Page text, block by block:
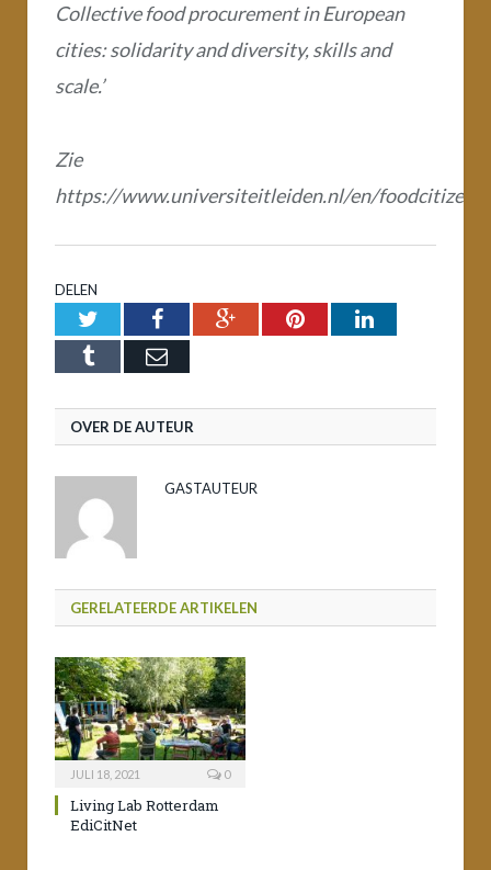
Collective food procurement in European
cities: solidarity and diversity, skills and
scale.’
Zie
https://www.universiteitleiden.nl/en/foodcitizens
DELEN
TwitterFacebookGoogle+PinterestLinkedIn
Tumblr Email
OVER DE AUTEUR
GASTAUTEUR
GERELATEERDE ARTIKELEN
JULI 18, 2021 0
Living Lab Rotterdam
EdiCitNet